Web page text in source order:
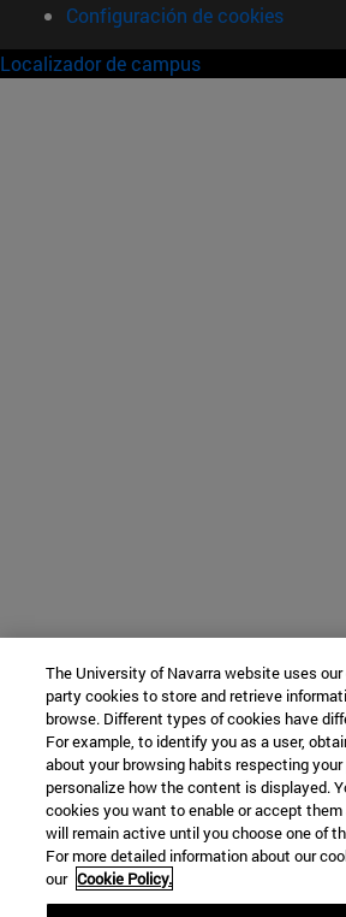
Configuración de cookies
Localizador de campus
The University of Navarra website uses
party cookies to store and retrieve
browse. Different types of cookies have
For example, to identify you as a user,
about your browsing habits respecting your
personalize how the content is displayed.
cookies you want to enable or accept them
will remain active until you choose one of
For more detailed information about our
our Cookie Policy.